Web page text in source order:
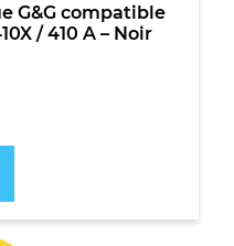
G&G compatible
/ 410 A – Noir